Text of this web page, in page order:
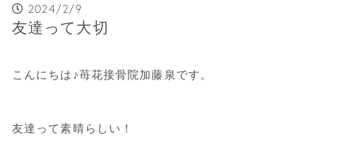
2024/2/9
友達って大切
こんにちは♪苺花接骨院加藤泉です。
友達って素晴らしい！